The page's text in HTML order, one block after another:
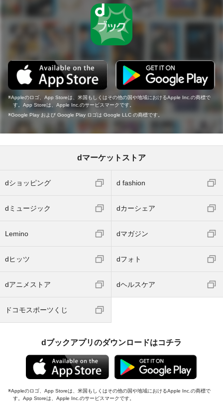
Appleのロゴ、App Storeは、米国もしくはその他の国や地域におけるApple Inc.の商標で
す。App Storeは、Apple Inc.のサービスマークです。
Google Play および Google Play ロゴは Google LLC の商標です。
dマーケットストア
dショッピング d fashion
dミュージック dカーシェア
Lemino dマガジン
dヒッツ dフォト
dアニメストア dヘルスケア
ドコモスポーツくじ
dブックアプリのダウンロードはコチラ
Appleのロゴ、App Storeは、米国もしくはその他の国や地域におけるApple Inc.の商標で
す。App Storeは、Apple Inc.のサービスマークです。